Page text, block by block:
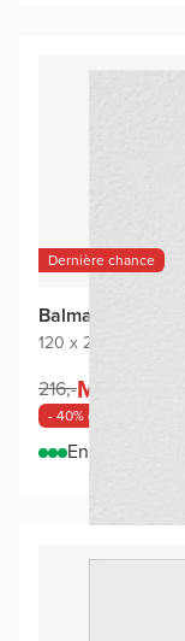
Dernière chance
Balmani
120 x 240 cm
216,-Maintenant
- 40% de remise
En stock